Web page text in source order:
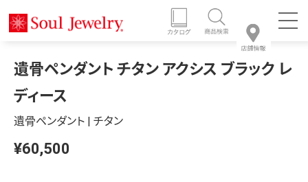
遺骨ペンダント チタン アクシス ブラック レ
ディース
遺骨ペンダント | チタン
¥60,500